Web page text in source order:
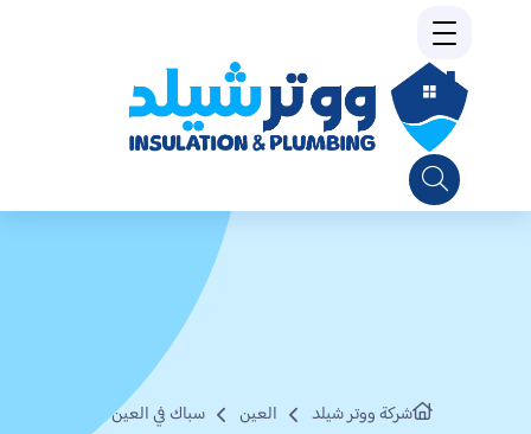
شركة ووتر شيلد العين سباك في العين